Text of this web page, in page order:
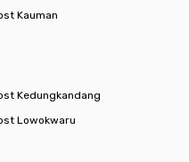
Kauman
Kedungkandang
Lowokwaru